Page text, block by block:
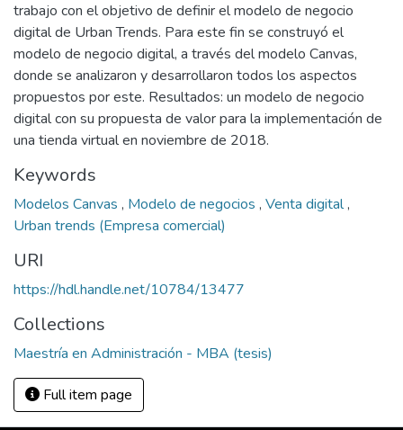
trabajo con el objetivo de definir el modelo de negocio
digital de Urban Trends. Para este fin se construyó el
modelo de negocio digital, a través del modelo Canvas,
donde se analizaron y desarrollaron todos los aspectos
propuestos por este. Resultados: un modelo de negocio
digital con su propuesta de valor para la implementación de
una tienda virtual en noviembre de 2018.
Keywords
Modelos Canvas , Modelo de negocios , Venta digital,
Urban trends (Empresa comercial)
URI
https://hdl.handle.net/10784/13477
Collections
Maestría en Administración - MBA (tesis)
Full item page